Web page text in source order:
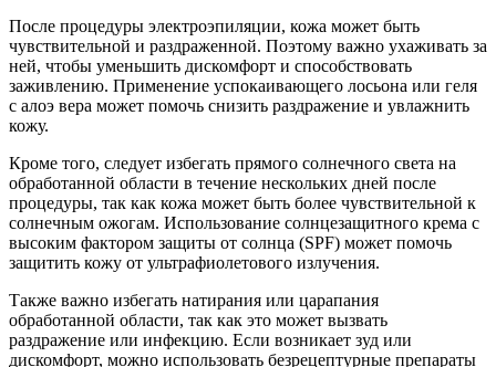
После процедуры электроэпиляции, кожа может быть
чувствительной и раздраженной. Поэтому важно ухаживать за
ней, чтобы уменьшить дискомфорт и способствовать
заживлению. Применение успокаивающего лосьона или геля
с алоэ вера может помочь снизить раздражение и увлажнить
кожу.
Кроме того, следует избегать прямого солнечного света на
обработанной области в течение нескольких дней после
процедуры, так как кожа может быть более чувствительной к
солнечным ожогам. Использование солнцезащитного крема с
высоким фактором защиты от солнца (SPF) может помочь
защитить кожу от ультрафиолетового излучения.
Также важно избегать натирания или царапания
обработанной области, так как это может вызвать
раздражение или инфекцию. Если возникает зуд или
дискомфорт, можно использовать безрецептурные препараты